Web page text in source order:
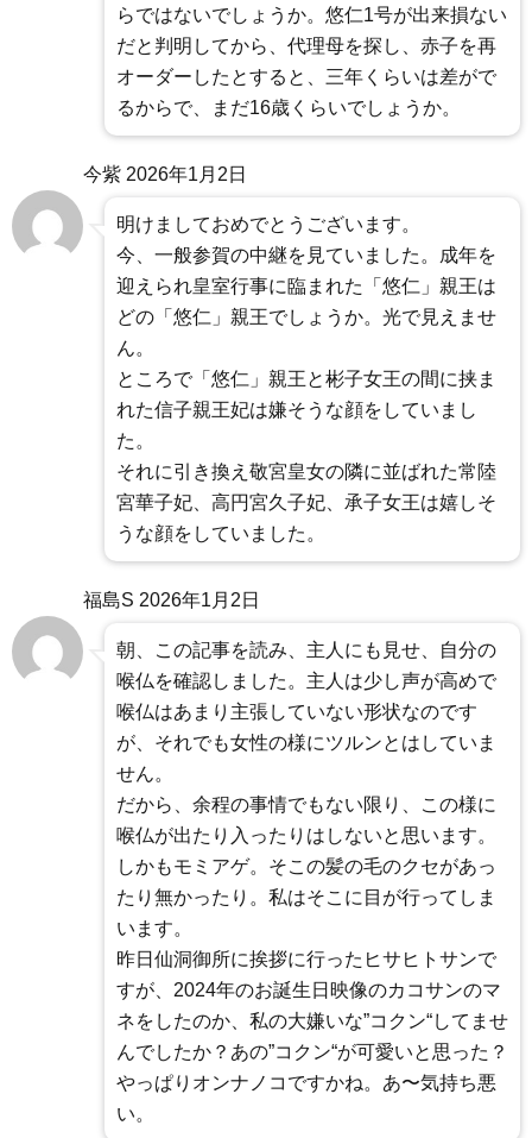
らではないでしょうか。悠仁1号が出来損ない
だと判明してから、代理母を探し、赤子を再
オーダーしたとすると、三年くらいは差がで
るからで、まだ16歳くらいでしょうか。
今紫 2026年1月2日
明けましておめでとうございます。
今、一般参賀の中継を見ていました。成年を
迎えられ皇室行事に臨まれた「悠仁」親王は
どの「悠仁」親王でしょうか。光で見えませ
ん。
ところで「悠仁」親王と彬子女王の間に挟ま
れた信子親王妃は嫌そうな顔をしていまし
た。
それに引き換え敬宮皇女の隣に並ばれた常陸
宮華子妃、高円宮久子妃、承子女王は嬉しそ
うな顔をしていました。
福島S 2026年1月2日
朝、この記事を読み、主人にも見せ、自分の
喉仏を確認しました。主人は少し声が高めで
喉仏はあまり主張していない形状なのです
が、それでも女性の様にツルンとはしていま
せん。
だから、余程の事情でもない限り、この様に
喉仏が出たり入ったりはしないと思います。
しかもモミアゲ。そこの髪の毛のクセがあっ
たり無かったり。私はそこに目が行ってしま
います。
昨日仙洞御所に挨拶に行ったヒサヒトサンで
すが、2024年のお誕生日映像のカコサンのマ
ネをしたのか、私の大嫌いな”コクン“してませ
んでしたか？あの”コクン“が可愛いと思った？
やっぱりオンナノコですかね。あ〜気持ち悪
い。